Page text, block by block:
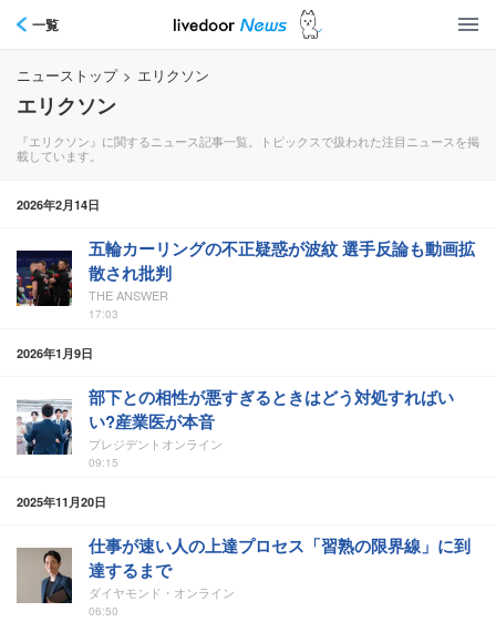
一覧
ニューストップ > エリクソン
エリクソン
『エリクソン』に関するニュース記事一覧。トピックスで扱われた注目ニュースを掲
載しています。
2026年2月14日
五輪カーリングの不正疑惑が波紋 選手反論も動画拡
散され批判
THE ANSWER
17:03
2026年1月9日
部下との相性が悪すぎるときはどう対処すればい
い?産業医が本音
プレジデントオンライン
09:15
2025年11月20日
仕事が速い人の上達プロセス「習熟の限界線」に到
達するまで
ダイヤモンド・オンライン
06:50